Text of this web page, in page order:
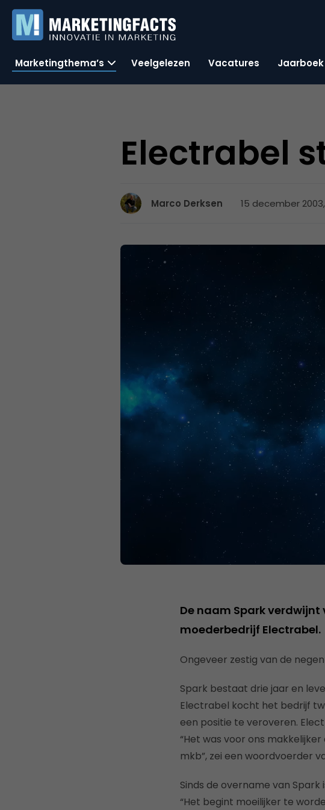
Marketingthema’s Veelgelezen Vacatures Jaarboek
Electrabel
Marco Derksen 15 december
De naam Spark
moederbedrijf Electrabel.
Ongeveer zestig van de
Spark bestaat drie jaar en
Electrabel kocht het bedrijf
een positie te veroveren.
“Het was voor ons
mkb”, zei een woordvoerder
Sinds de overname van
“Het begint moeilijker te